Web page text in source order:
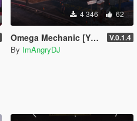
4 346 62
Omega Mechanic [YMAP / FiveM] V.0.1.4
By ImAngryDJ